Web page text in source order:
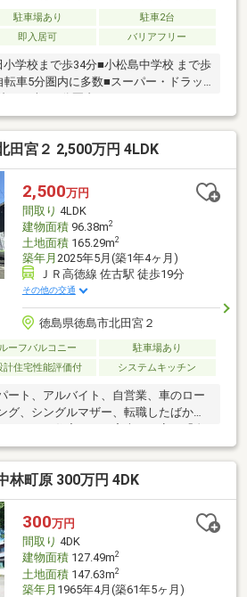
駐車場あり
駐車2台
即入居可 バリアフリー
学校まで歩34分■小松島中学校 まで歩
車5分圏内に多数■スーパー・ドラッ
田宮２ 2,500万円 4LDK
2,500万円
間取り 4LDK
建物面積96.38m2
土地面積165.29m2
築年月 2025年5月(築1年4ヶ月)
ＪＲ高徳線 佐古駅 徒歩19分
その他の交通
徳島県徳島市北田宮２
ルーフバルコニー
駐車場あり
計住宅性能評価付 システムキッチン
ート、アルバイト、自営業、車のロー
グ、シングルマザー、転職したばか
ほどご相談ください！▼審査通過例・
続1年→通過・年収260万／シングル／
月／頭金0→通過・自営業2年目→補
パート3年目/年収180万円→承無理な営
法を一緒に探します。087-810-3147／
林町原 300万円 4DK
300万円
間取り 4DK
建物面積127.49m2
土地面積147.63m2
築年月 1965年4月(築61年5ヶ月)